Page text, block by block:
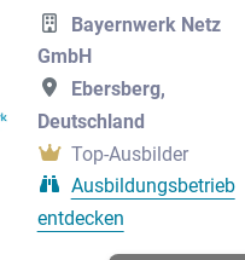
Bayernwerk Netz
GmbH
Ebersberg,
Deutschland
Top-Ausbilder
Ausbildungsbetrieb
entdecken